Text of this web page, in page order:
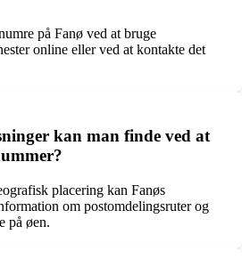
på Fanø ved at bruge
online eller ved at kontakte det
kan man finde ved at
placering kan Fanøs
om postomdelingsruter og
på øen.